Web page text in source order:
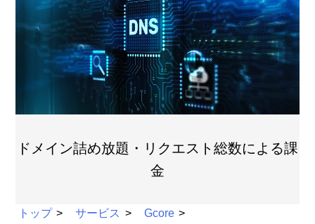
ドメイン詰め放題・リクエスト総数による課
金
トップ サービス
Gcore